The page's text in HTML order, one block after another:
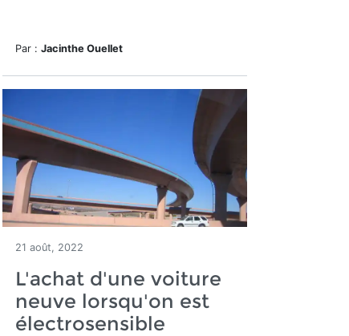
Par : Jacinthe Ouellet
21 août, 2022
L'achat d'une voiture
neuve lorsqu'on est
électrosensible